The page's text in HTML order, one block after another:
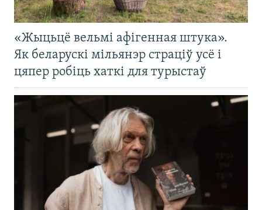
«Жыцьцё вельмі афігенная штука».
Як беларускі мільянэр страціў усё і
цяпер робіць хаткі для турыстаў